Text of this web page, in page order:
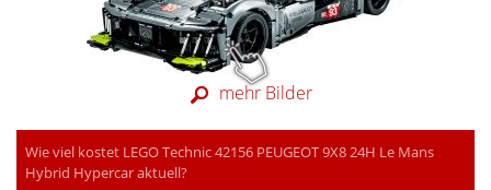
mehr Bilder
Wie viel kostet LEGO Technic 42156 PEUGEOT 9X8 24H Le Mans
Hybrid Hypercar aktuell?